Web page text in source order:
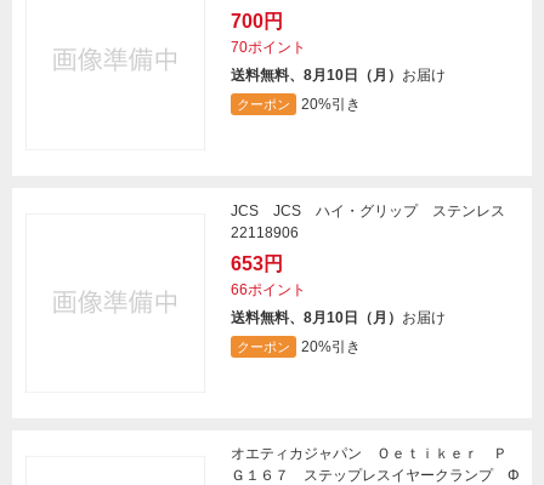
700円
70ポイント
送料無料、8月10日（月） お届け
クーポン 20%引き
JCS JCS ハイ・グリップ ステンレス
22118906
653円
66ポイント
送料無料、8月10日（月） お届け
クーポン 20%引き
オエティカジャパン Ｏｅｔｉｋｅｒ Ｐ
Ｇ１６７ ステップレスイヤークランプ Φ